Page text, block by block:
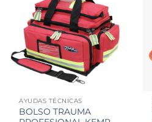
AYUDAS TÉCNICAS
BOLSO TRAUMA